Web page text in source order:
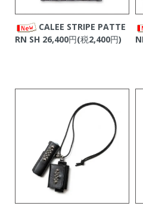
CALEE STRIPE PATTE
RN SH 26,400円(税2,400円)